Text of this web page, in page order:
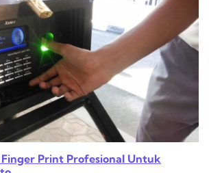
Finger Print Profesional Untuk